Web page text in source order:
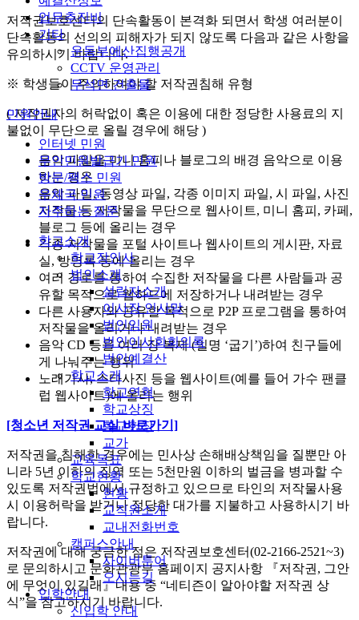
업무추진비
기타
운동부예산집행공개
CCTV 운영관리
무석면 건출물
민원안내
인터넷 민원
무인민원발급기 민원
방문/팩스 민원
우체국 민원
자주하는 질문
학교소개
학교장인사
법인소개
설립자소개
이사장 인사말
법인임원
법인이사회회의록
법인예결산
학교소개
학교연혁
학교상징
학교헌장
교가
교육목표
학교현황
현황
교직원소개
교내전화번호
캠퍼스안내
사이버투어
오시는길
입학안내
신입학 안내
저작권보호센터의 단속활동이 본격화 되면서 학생 여러분이
단속활동의 선의의 피해자가 되지 않도록 다음과 같은 사항을
유의하시기 바랍니다.
※ 학생들이 주의하여야 할 저작권침해 유형
( 저작권자의 허락없이 혹은 이용에 대한 정당한 사용료의 지
불없이 무단으로 올릴 경우에 해당 )
음악 파일을 미니 홈피나 블로그의 배경 음악으로 이용
하는 경우
음악 파일, 동영상 파일, 각종 이미지 파일, 시 파일, 사진
저작물 등 저작물을 무단으로 웹사이트, 미니 홈피, 카페,
블로그 등에 올리는 경우
각종 저작물을 포털 사이트나 웹사이트의 게시판, 자료
실, 방명록 등에 올리는 경우
여러 경로를 통하여 수집한 저작물을 다른 사람들과 공
유할 목적으로 웹하드에 저장하거나 내려받는 경우
다른 사용자와 공유할 목적으로 P2P 프로그램을 통하여
저작물을 올리거나 내려받는 경우
음악 CD 등을 여러 장 복제 (일명 ‘굽기’)하여 친구들에
게 나눠주는 행위
노래가사, 스타사진 등을 웹사이트(예를 들어 가수 팬클
럽 웹사이트)에 올리는 행위
[청소년 저작권 교실 바로가기]
저작권을 침해한 경우에는 민사상 손해배상책임을 질뿐만 아
니라 5년 이하의 징역 또는 5천만원 이하의 벌금을 병과할 수
있도록 저작권법에서 규정하고 있으므로 타인의 저작물사용
시 이용허락을 받거나 정당한 대가를 지불하고 사용하시기 바
랍니다.
저작권에 대해 궁금한 점은 저작권보호센터(02-2166-2521~3)
로 문의하시고 문화관광부 홈페이지 공지사항 『저작권, 그안
에 무엇이 있길래』내용 중 “네티즌이 알아야할 저작권 상
식”을 참고하시기 바랍니다.